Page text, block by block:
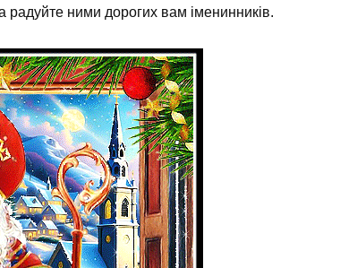
радуйте ними дорогих вам іменинників.